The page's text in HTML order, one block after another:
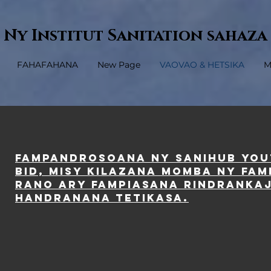
Ny Institut Sanitation sahaza
FAHAFAHANA New Page VAOVAO & HETSIKA
FAMPANDROSOANA NY SANIHUB
BID, MISY KILAZANA MOMBA NY
RANO ARY FAMPIASANA
HANDRANANA TETIKASA.